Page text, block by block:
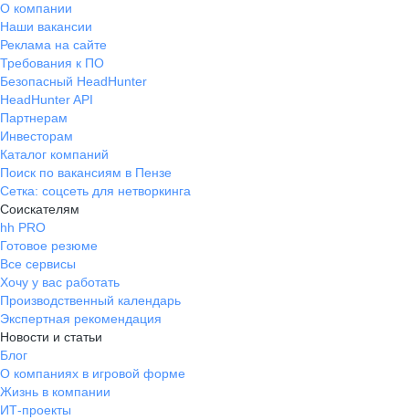
О компании
Наши вакансии
Реклама на сайте
Требования к ПО
Безопасный HeadHunter
HeadHunter API
Партнерам
Инвесторам
Каталог компаний
Поиск по вакансиям в Пензе
Сетка: соцсеть для нетворкинга
Соискателям
hh PRO
Готовое резюме
Все сервисы
Хочу у вас работать
Производственный календарь
Экспертная рекомендация
Новости и статьи
Блог
О компаниях в игровой форме
Жизнь в компании
ИТ-проекты